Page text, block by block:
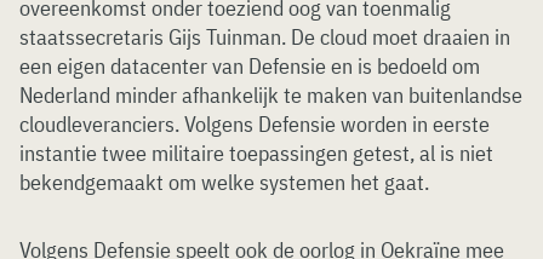
overeenkomst onder toeziend oog van toenmalig
staatssecretaris Gijs Tuinman. De cloud moet draaien in
een eigen datacenter van Defensie en is bedoeld om
Nederland minder afhankelijk te maken van buitenlandse
cloudleveranciers. Volgens Defensie worden in eerste
instantie twee militaire toepassingen getest, al is niet
bekendgemaakt om welke systemen het gaat.
Volgens Defensie speelt ook de oorlog in Oekraïne mee